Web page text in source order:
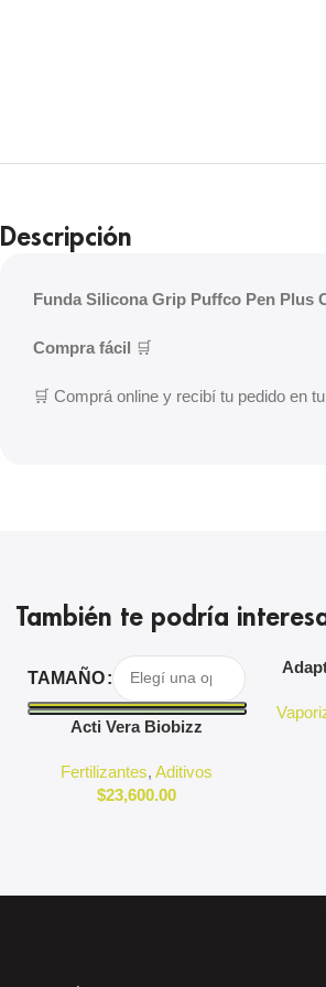
Descripción
Funda Silicona Grip Puffco Pen Plus
Compra fácil 🛒
🛒 Comprá online y recibí tu pedido en
También te podría
Seleccionar Opciones
TAMAÑO
Acti Vera Biobizz
Fertilizantes,Aditivos
$23,600.00